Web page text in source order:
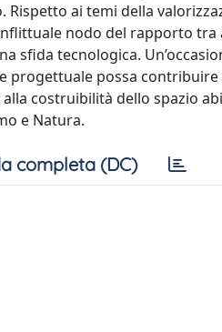
ai temi della
nodo del rapporto
sfida tecnologica.
possa contribuire
costruibilità dello spazio
e Natura.
completa (DC)